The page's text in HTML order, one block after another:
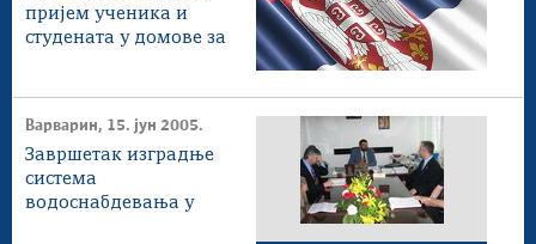
Стоп корупцији
Култура и вера
Конференције за новинаре
Интервјуи
Линкови
Издвојене теме
пријем ученика и
студената у домове за
Варварин, 15. јун 2005.
Завршетак изградње
система
водоснабдевања у